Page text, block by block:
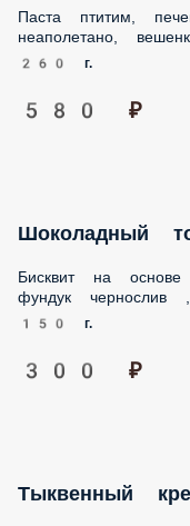
вешенки на гриле в
260 г.
Бисквит на основе
чернослив ,
150 г.